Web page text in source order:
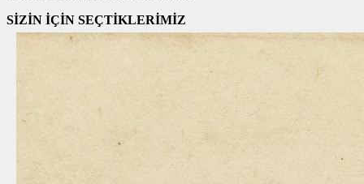
SİZİN İÇİN SEÇTİKLERİMİZ